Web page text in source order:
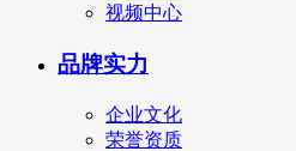
视频中心
品牌实力
企业文化
荣誉资质